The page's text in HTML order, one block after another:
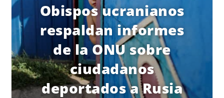
Obispos ucranianos
respaldan informes
de la ONU sobre
ciudadanos
deportados a Rusia